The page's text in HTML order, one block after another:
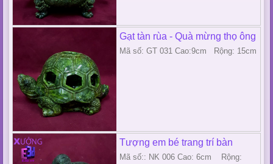
Gạt tàn rùa - Quà mừng thọ ông
Mã số: GT 031 Cao:9cm Rộng: 15cm
Tượng em bé trang trí bàn
Mã số:: NK 006 Cao: 6cm Rộng: